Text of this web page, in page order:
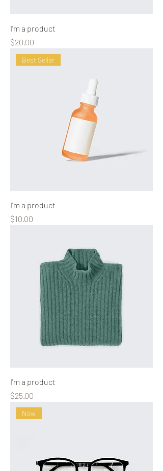
I'm a product
Precio
$20.00
Best Seller
I'm a product
Precio
$10.00
I'm a product
Precio
$25.00
New